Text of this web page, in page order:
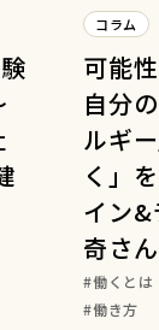
コラム
可能
自分
ルギ
く」
イン&
奇さん
働くとは
働き方